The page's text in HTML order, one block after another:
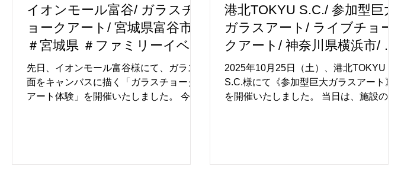
作品が増えていくことで、吹き抜け空間
全体が彩られていく様子が印象的でし
た。参加者同士が作品を見合いながら楽
しむ姿や、ご家族で写真撮影をされる様
子も多く見られ、館内ににぎわいと一体
感が生まれる機
多くのお子さまやご家族連れの方々にご
参加いただき、それぞれの個性あふれる
作品が重なり合い、ガラス面いっぱいに
色とりどりのアートが広がりました。普
段は触れることのないガラス面に描
イオンモール富谷/ ガラスチ
ョークアート/ 宮城県富谷市/
＃宮城県 ＃ファミリーイベン
ト #アートイベント
先日、イオンモール富谷様にて、ガラス
面をキャンバスに描く「ガラスチョーク
アート体験」を開催いたしました。 今回
の線で自由に表現していただきました。
港北TOKYU S.C./ 参加型巨大
ガラスアート/ ライブチョー
クアート/ 神奈川県横浜市/ ＃
神奈川県 ＃ファミリーイベン
ト #アートイベント
2025年10月25日（土）、港北TOKYU
S.C.様にて《参加型巨大ガラスアート》
を開催いたしました。 当日は、施設の外
イブアートを実施し、会場を彩る迫力あ